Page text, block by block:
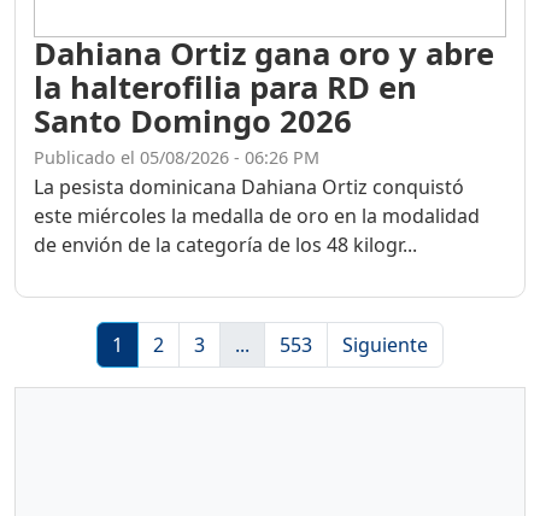
Dahiana Ortiz gana oro y abre
la halterofilia para RD en
Santo Domingo 2026
Publicado el 05/08/2026 - 06:26 PM
La pesista dominicana Dahiana Ortiz conquistó
este miércoles la medalla de oro en la modalidad
de envión de la categoría de los 48 kilogr...
1 2 3 ... 553 Siguiente